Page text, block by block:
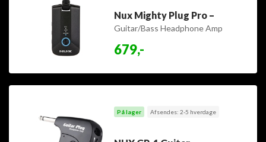
Nux Mighty Plug Pro –
Guitar/Bass Headphone Amp
679,-
På lager Afsendes: 2-5 hverdage